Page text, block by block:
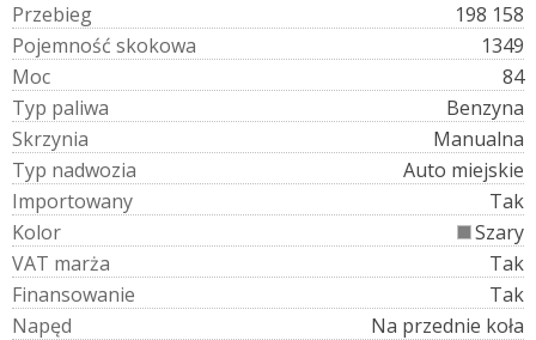
Przebieg
198 158
Pojemność skokowa
1349
Moc
84
Typ paliwa
Benzyna
Skrzynia
Manualna
Typ nadwozia
Auto miejskie
Importowany
Tak
Kolor
Szary
VAT marża
Tak
Finansowanie
Tak
Napęd
Na przednie koła